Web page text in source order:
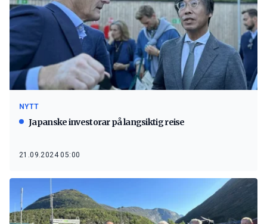
NYTT
Japanske investorar på langsiktig reise
21.09.2024 05:00